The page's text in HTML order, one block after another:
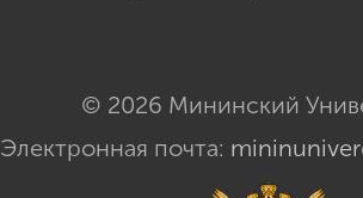
© 2026 Мининский
Электронная почта: